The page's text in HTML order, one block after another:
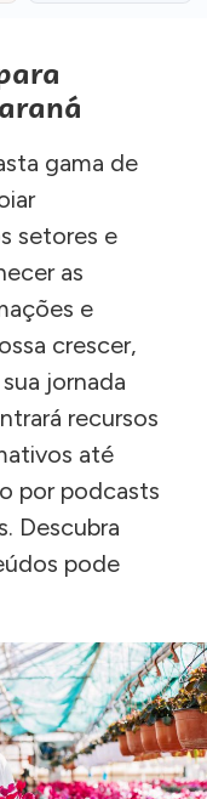
gama de
setores e
as
e
crescer,
jornada
recursos
até
por podcasts
Descubra
pode